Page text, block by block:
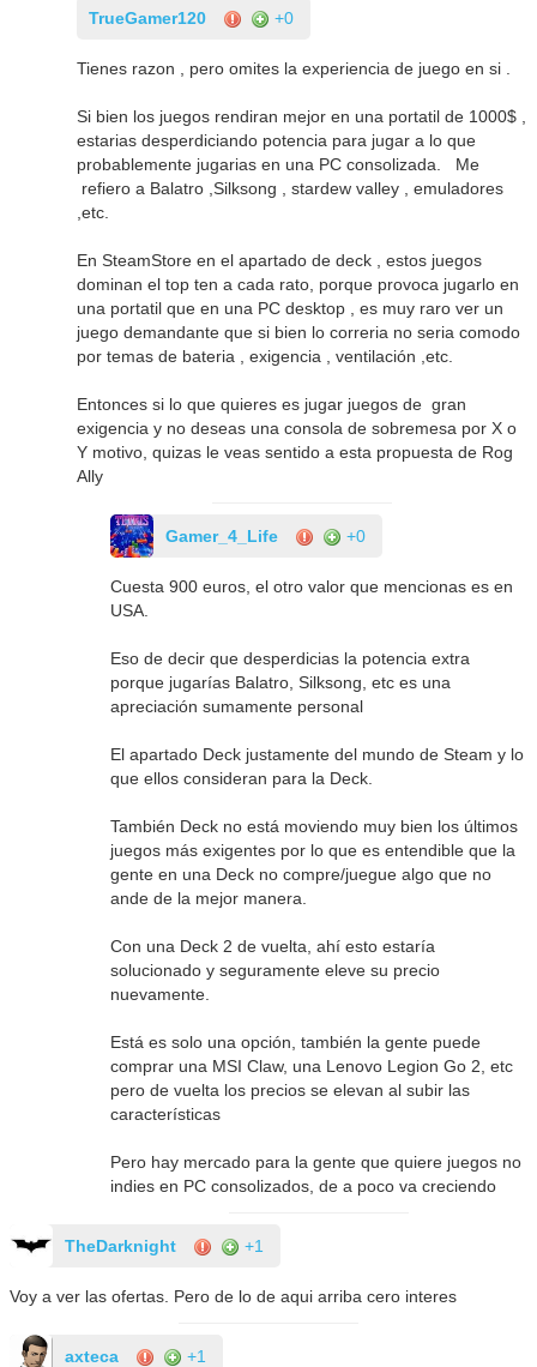
TrueGamer120 +0
Tienes razon , pero omites la experiencia de juego en si .
Si bien los juegos rendiran mejor en una portatil de 1000$ ,
estarias desperdiciando potencia para jugar a lo que
probablemente jugarias en una PC consolizada. Me
refiero a Balatro ,Silksong , stardew valley , emuladores
,etc.
En SteamStore en el apartado de deck , estos juegos
dominan el top ten a cada rato, porque provoca jugarlo en
una portatil que en una PC desktop , es muy raro ver un
juego demandante que si bien lo correria no seria comodo
por temas de bateria , exigencia , ventilación ,etc.
Entonces si lo que quieres es jugar juegos de gran
exigencia y no deseas una consola de sobremesa por X o
Y motivo, quizas le veas sentido a esta propuesta de Rog
Ally
Gamer_4_Life +0
Cuesta 900 euros, el otro valor que mencionas es en
USA.
Eso de decir que desperdicias la potencia extra
porque jugarías Balatro, Silksong, etc es una
apreciación sumamente personal
El apartado Deck justamente del mundo de Steam y lo
que ellos consideran para la Deck.
También Deck no está moviendo muy bien los últimos
juegos más exigentes por lo que es entendible que la
gente en una Deck no compre/juegue algo que no
ande de la mejor manera.
Con una Deck 2 de vuelta, ahí esto estaría
solucionado y seguramente eleve su precio
nuevamente.
Está es solo una opción, también la gente puede
comprar una MSI Claw, una Lenovo Legion Go 2, etc
pero de vuelta los precios se elevan al subir las
características
Pero hay mercado para la gente que quiere juegos no
indies en PC consolizados, de a poco va creciendo
TheDarknight +1
Voy a ver las ofertas. Pero de lo de aqui arriba cero interes
axteca +1